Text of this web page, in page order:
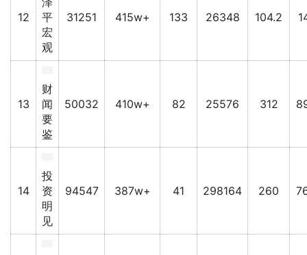
12
平
宏
观
31251 415w+ 133 26348 104.2
13
财
闻
要
鉴
50032 410w+ 82 25576 312
14
投
资
明
见
94547 387w+ 41 298164 260